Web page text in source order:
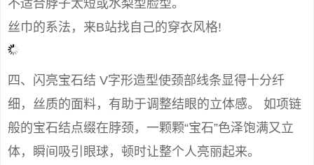
不适合脖子太短或水梨型脸型。
丝巾的系法，来B站找自己的穿衣风格!
四、闪亮宝石结 V字形造型使颈部线条显得十分纤
细，丝质的面料，有助于调整结眼的立体感。 如项链
般的宝石结点缀在脖颈，一颗颗“宝石”色泽饱满又立
体，瞬间吸引眼球，顿时让整个人亮丽起来。